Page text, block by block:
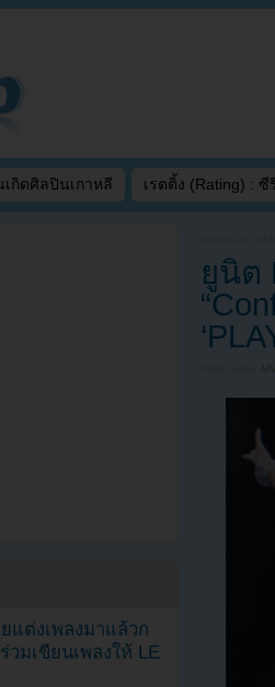
เกิดศิลปินเกาหลี เรตติ้ง (Rating) : ซี
ยูนิต
แต่งเพลงมาแล้วก
วมเขียนเพลงให้ LE